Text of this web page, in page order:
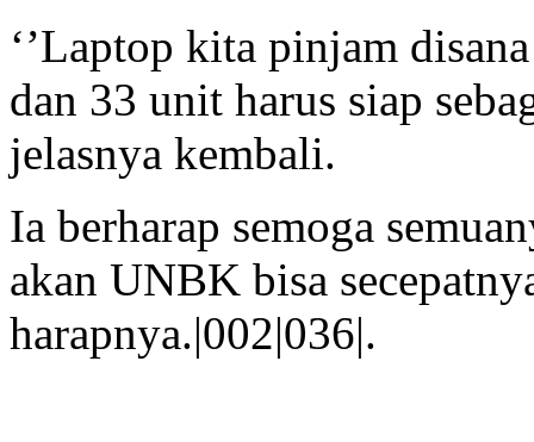
‘’Laptop kita pinjam
dan 33 unit harus siap
jelasnya kembali.
Ia berharap semoga
akan UNBK bisa
harapnya.|002|036|.